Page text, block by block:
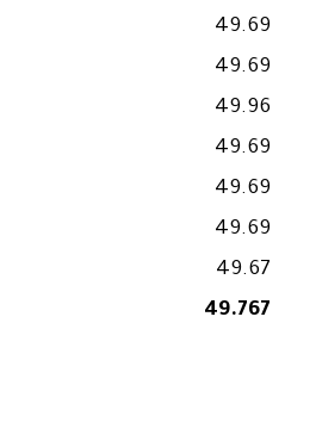
49.69
49.69
49.96
49.69
49.69
49.69
49.67
49.767